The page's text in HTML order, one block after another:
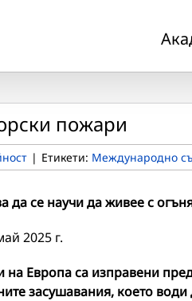
пожари
| Етикети: Международно
да се научи да живее с
2025 г.
на Европа са изправени
засушавания, което